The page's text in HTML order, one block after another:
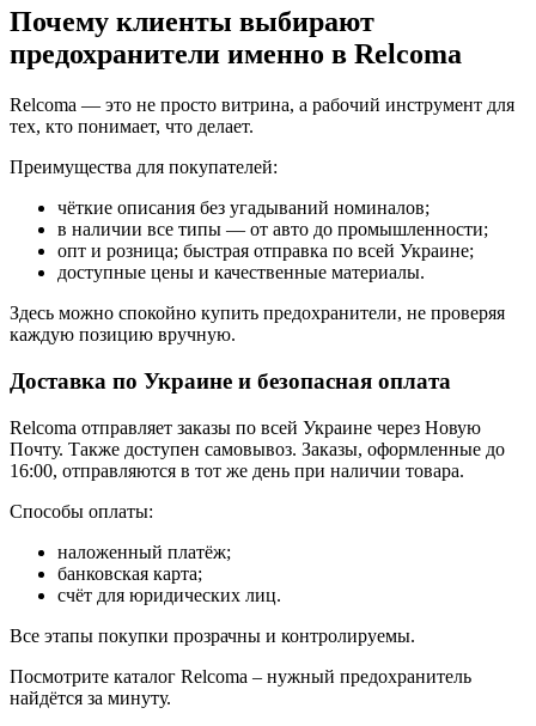
Почему клиенты выбирают
предохранители именно в Relcoma
Relcoma — это не просто витрина, а рабочий инструмент для
тех, кто понимает, что делает.
Преимущества для покупателей:
чёткие описания без угадываний номиналов;
в наличии все типы — от авто до промышленности;
опт и розница; быстрая отправка по всей Украине;
доступные цены и качественные материалы.
Здесь можно спокойно купить предохранители, не проверяя
каждую позицию вручную.
Доставка по Украине и безопасная оплата
Relcoma отправляет заказы по всей Украине через Новую
Почту. Также доступен самовывоз. Заказы, оформленные до
16:00, отправляются в тот же день при наличии товара.
Способы оплаты:
наложенный платёж;
банковская карта;
счёт для юридических лиц.
Все этапы покупки прозрачны и контролируемы.
Посмотрите каталог Relcoma – нужный предохранитель
найдётся за минуту.